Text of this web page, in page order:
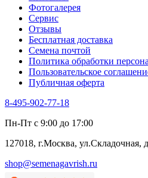
Хризантема овощная
Цикорий пряный
Цикорий салатный
Черемша
Шпинат
Щавель
Эндивий
Эстрагон
Алтей
Бессмертник
Валериана
Валерианелла
Гибискус
Фотогалерея​
Сервис
Отзывы
Бесплатная доставка
Семена почтой
Политика обработки
Пользовательское
Публичная оферта
8-495-902-77-18
Пн-Пт с 9:00 до 17:00
127018, г.Москва, ул.Складочная,
shop@semenagavrish.ru